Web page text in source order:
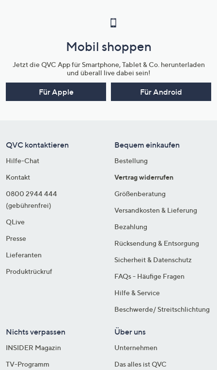
Mobil shoppen
Jetzt die QVC App für Smartphone, Tablet & Co. herunterladen
und überall live dabei sein!
Für Apple Für Android
QVC kontaktieren
Hilfe-Chat
Kontakt
0800 2944 444
(gebührenfrei)
QLive
Presse
Lieferanten
Produktrückruf
Bequem einkaufen
Bestellung
Vertrag widerrufen
Größenberatung
Versandkosten & Lieferung
Bezahlung
Rücksendung & Entsorgung
Sicherheit & Datenschutz
FAQs - Häufige Fragen
Hilfe & Service
Beschwerde/ Streitschlichtung
Nichts verpassen
INSIDER Magazin
TV-Programm
Über uns
Unternehmen
Das alles ist QVC